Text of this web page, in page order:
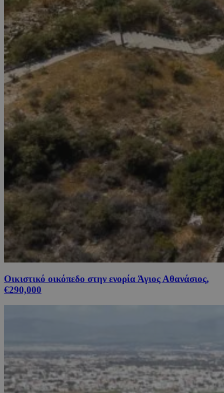
Οικιστικό οικόπεδο στην ενορία Άγιος Αθανάσιος,
€290,000